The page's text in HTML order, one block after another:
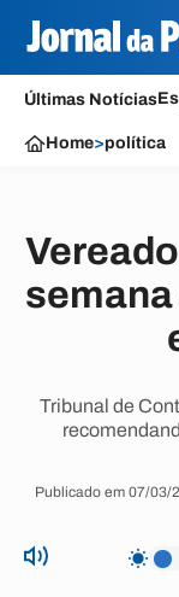
Últimas Notícias
Home>política
Tribunal de
Publicado em 07/03/